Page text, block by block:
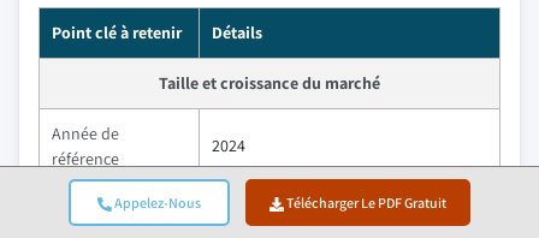
Appelez-Nous Télécharger Le PDF Gratuit
Point clé à retenir Détails
Taille et croissance du marché
Année de
référence
2024
Taille du marché
dans 2024
USD 310.2 Million